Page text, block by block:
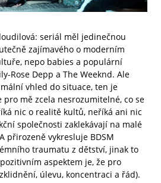
seriál měl jedinečnou
zajímavého o moderním
nepo babies a populární
Rose Depp a The Weeknd. Ale
vhled do situace, ten je
pro mě zcela nesrozumitelné, co se
nic o realitě kultů, neříká ani nic
společnosti zaklekávají na malé
přirozeně vykresluje BDSM
traumatu z dětství, jinak to
aspektem je, že pro
úlevu, koncentraci a řád).